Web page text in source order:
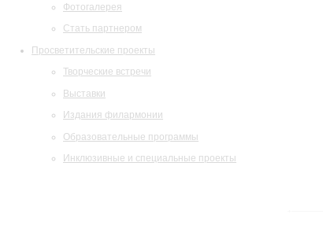
Фотогалерея
Стать партнером
Просветительские проекты
Творческие встречи
Выставки
Издания филармонии
Образовательные программы
Инклюзивные и специальные проекты